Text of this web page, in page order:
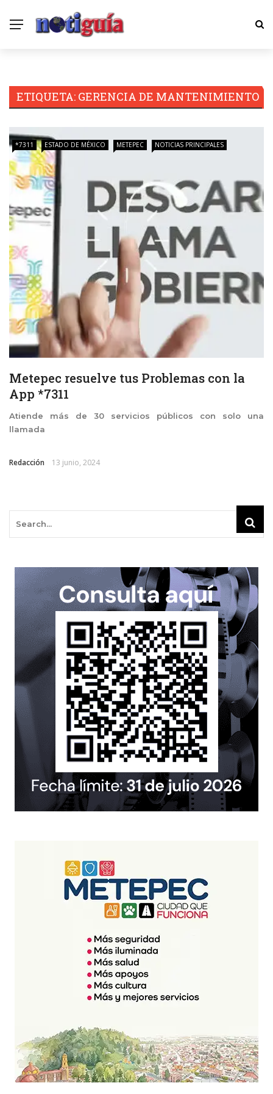
ETIQUETA: GERENCIA DE MANTENIMIENTO
*7311 ESTADO DE MÉXICO METEPEC NOTICIAS PRINCIPALES
Metepec resuelve tus Problemas con la
App *7311
Atiende más de 30 servicios públicos con solo una
llamada
Redacción 13 junio, 2024